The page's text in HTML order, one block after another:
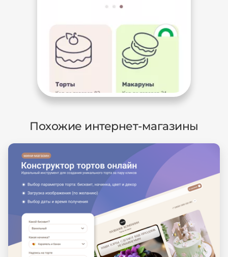
Похожие интернет-магазины